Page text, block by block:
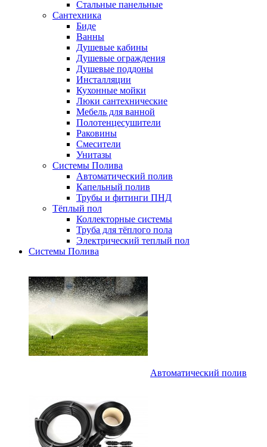
Стальные панельные
Сантехника
Биде
Ванны
Душевые кабины
Душевые ограждения
Душевые поддоны
Инсталляции
Кухонные мойки
Люки сантехнические
Мебель для ванной
Полотенцесушители
Раковины
Смесители
Унитазы
Системы Полива
Автоматический полив
Капельный полив
Трубы и фитинги ПНД
Тёплый пол
Коллекторные системы
Труба для тёплого пола
Электрический теплый пол
Системы Полива
Автоматический полив